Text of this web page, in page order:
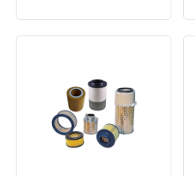
Быстрый просмотрДобавить к сравнению
Добавить в избранное